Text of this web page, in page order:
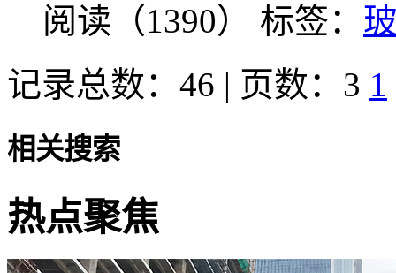
阅读（1390） 标签：
记录总数：46 | 页数：3 1
相关搜索
热点聚焦